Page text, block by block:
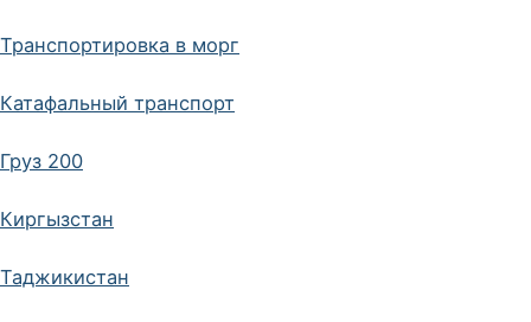
Транспортировка в морг
Катафальный транспорт
Груз 200
Киргызстан
Таджикистан